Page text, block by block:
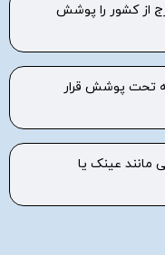
از کشور را پوشش
تحت پوشش قرار
مانند عینک یا